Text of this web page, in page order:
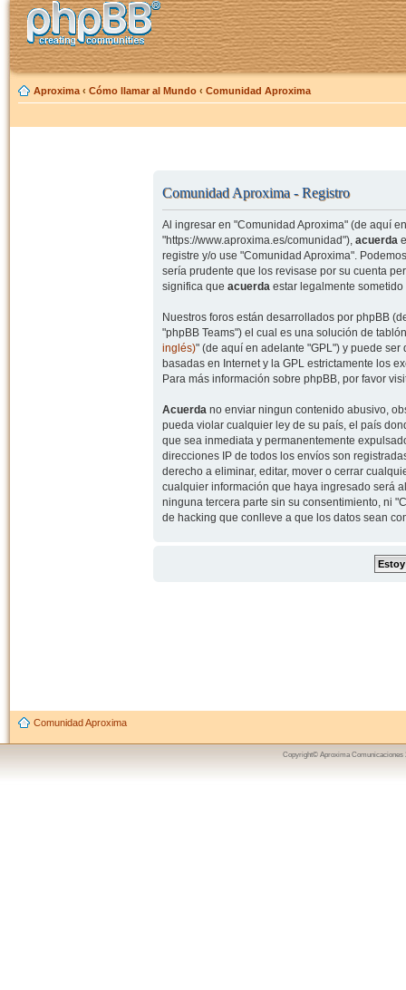
Aproxima ‹ Cómo llamar al Mundo ‹ Comunidad Aproxima
Comunidad Aproxima - Registro
Al ingresar en "Comunidad Aproxima" (de aquí
"https://www.aproxima.es/comunidad"), acuerda
registre y/o use "Comunidad Aproxima".
sería prudente que los revisase por su cuenta
significa que acuerdaestar legalmente sometido
Nuestros foros están desarrollados por phpBB
"phpBB Teams") el cual es una solución de
inglés)" (de aquí en adelante "GPL") y puede
basadas en Internet y la GPL estrictamente los
Para más información sobre phpBB, por favor
Acuerdano enviar ningun contenido abusivo,
pueda violar cualquier ley de su país, el país
que sea inmediata y permanentemente
direcciones IP de todos los envíos son
derecho a eliminar, editar, mover o cerrar
cualquier información que haya ingresado será
ninguna tercera parte sin su consentimiento, ni
de hacking que conlleve a que los datos sean
Comunidad Aproxima
Copyright© Aproxima Comunicaciones